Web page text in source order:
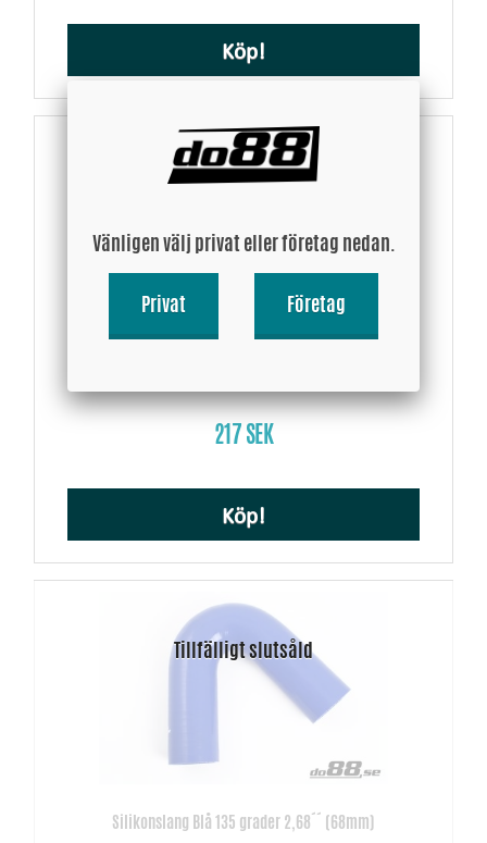
Köp!
217 SEK
Köp!
Silikonslang Blå 135 grader 2,68´´ (68mm)
Vänligen välj privat eller företag nedan.
Privat Företag